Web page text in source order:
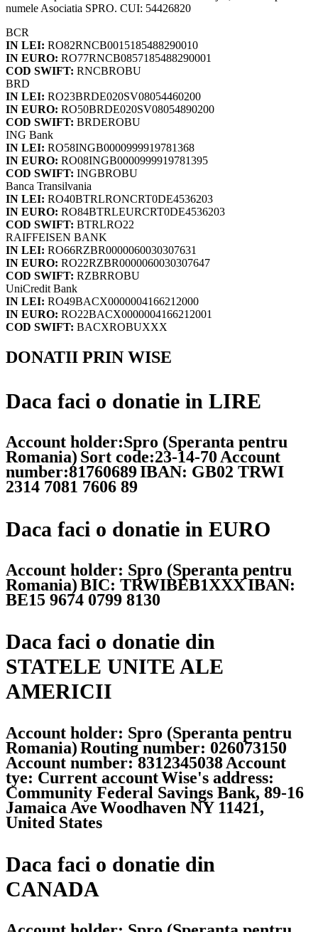
numele Asociatia SPRO. CUI: 54426820
BCR
IN LEI: RO82RNCB0015185488290010
IN EURO: RO77RNCB0857185488290001
COD SWIFT: RNCBROBU
BRD
IN LEI: RO23BRDE020SV08054460200
IN EURO: RO50BRDE020SV08054890200
COD SWIFT: BRDEROBU
ING Bank
IN LEI: RO58INGB0000999919781368
IN EURO: RO08INGB0000999919781395
COD SWIFT: INGBROBU
Banca Transilvania
IN LEI: RO40BTRLRONCRT0DE4536203
IN EURO: RO84BTRLEURCRT0DE4536203
COD SWIFT: BTRLRO22
RAIFFEISEN BANK
IN LEI: RO66RZBR0000060030307631
IN EURO: RO22RZBR0000060030307647
COD SWIFT: RZBRROBU
UniCredit Bank
IN LEI: RO49BACX0000004166212000
IN EURO: RO22BACX0000004166212001
COD SWIFT: BACXROBUXXX
DONATII PRIN WISE
Daca faci o donatie in LIRE
Account holder:Spro (Speranta pentru
Romania) Sort code:23-14-70 Account
number:81760689IBAN: GB02 TRWI
2314 7081 7606 89
Daca faci o donatie in EURO
Account holder: Spro (Speranta pentru
Romania)BIC: TRWIBEB1XXXIBAN:
BE15 9674 0799 8130
Daca faci o donatie din
STATELE UNITE ALE
AMERICII
Account holder: Spro (Speranta pentru
Romania)Routing number: 026073150
Account number: 8312345038Account
tye: Current accountWise's address:
Community Federal Savings Bank, 89-16
Jamaica AveWoodhaven NY 11421,
United States
Daca faci o donatie din
CANADA